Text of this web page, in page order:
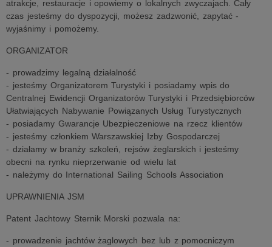
atrakcje, restauracje i opowiemy o lokalnych zwyczajach. Cały
czas jesteśmy do dyspozycji, możesz zadzwonić, zapytać -
wyjaśnimy i pomożemy.
ORGANIZATOR
- prowadzimy legalną działalność
- jesteśmy Organizatorem Turystyki i posiadamy wpis do
Centralnej Ewidencji Organizatorów Turystyki i Przedsiębiorców
Ułatwiających Nabywanie Powiązanych Usług Turystycznych
- posiadamy Gwarancje Ubezpieczeniowe na rzecz klientów
- jesteśmy członkiem Warszawskiej Izby Gospodarczej
- działamy w branży szkoleń, rejsów żeglarskich i jesteśmy
obecni na rynku nieprzerwanie od wielu lat
- należymy do International Sailing Schools Association
UPRAWNIENIA JSM
Patent Jachtowy Sternik Morski pozwala na:
- prowadzenie jachtów żaglowych bez lub z pomocniczym